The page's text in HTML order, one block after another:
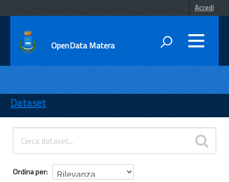
Accedi
OpenData Matera
ENTI
TEMI
INFORMAZIONI
Dataset
Ordina per